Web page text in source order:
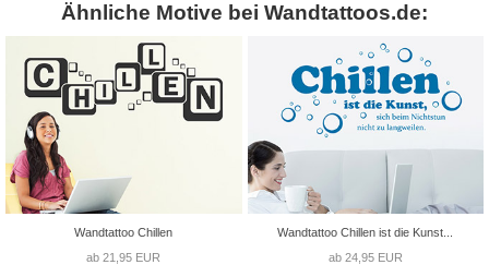
Ähnliche Motive bei Wandtattoos.de:
Wandtattoo Chillen
ab 21,95 EUR
Wandtattoo Chillen ist die Kunst...
ab 24,95 EUR